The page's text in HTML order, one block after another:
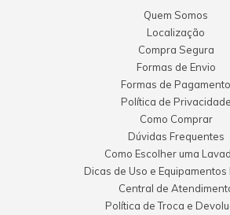
Quem Somos
Localização
Compra Segura
Formas de Envio
Formas de Pagamento
Política de Privacidade
Como Comprar
Dúvidas Frequentes
Como Escolher uma
Dicas de Uso e
Central de
Política de Troca e